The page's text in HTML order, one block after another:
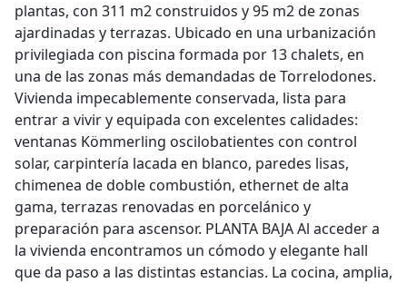
plantas, con 311 m2 construidos y 95 m2 de zonas
ajardinadas y terrazas. Ubicado en una urbanización
privilegiada con piscina formada por 13 chalets, en
una de las zonas más demandadas de Torrelodones.
Vivienda impecablemente conservada, lista para
entrar a vivir y equipada con excelentes calidades:
ventanas Kömmerling oscilobatientes con control
solar, carpintería lacada en blanco, paredes lisas,
chimenea de doble combustión, ethernet de alta
gama, terrazas renovadas en porcelánico y
preparación para ascensor. PLANTA BAJA Al acceder a
la vivienda encontramos un cómodo y elegante hall
que da paso a las distintas estancias. La cocina, amplia,